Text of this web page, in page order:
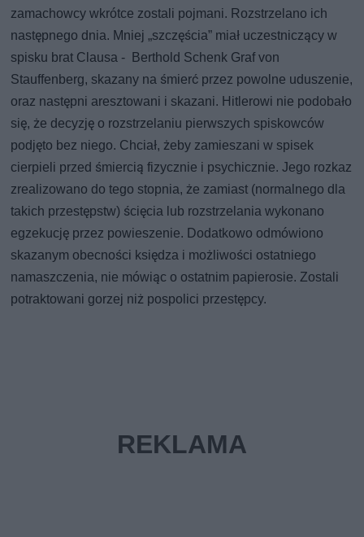
zamachowcy wkrótce zostali pojmani. Rozstrzelano ich
następnego dnia. Mniej „szczęścia” miał uczestniczący w
spisku brat Clausa - Berthold Schenk Graf von
Stauffenberg, skazany na śmierć przez powolne uduszenie,
oraz następni aresztowani i skazani. Hitlerowi nie podobało
się, że decyzję o rozstrzelaniu pierwszych spiskowców
podjęto bez niego. Chciał, żeby zamieszani w spisek
cierpieli przed śmiercią fizycznie i psychicznie. Jego rozkaz
zrealizowano do tego stopnia, że zamiast (normalnego dla
takich przestępstw) ścięcia lub rozstrzelania wykonano
egzekucję przez powieszenie. Dodatkowo odmówiono
skazanym obecności księdza i możliwości ostatniego
namaszczenia, nie mówiąc o ostatnim papierosie. Zostali
potraktowani gorzej niż pospolici przestępcy.